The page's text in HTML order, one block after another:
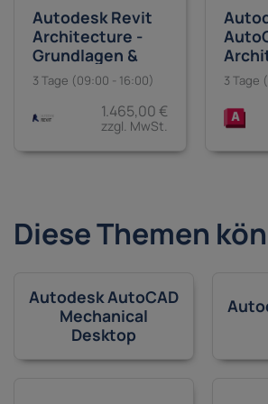
Autodesk Revit
Architecture -
Grundlagen &
Aufbau
3 Tage (09:00 - 16:00)
1.465,00 €
zzgl. MwSt.
3 Tage
Diese Themen
Autodesk AutoCAD
Mechanical
Desktop